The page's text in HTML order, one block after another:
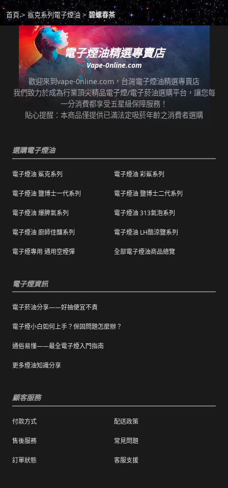
*提示2：至便利店付款並取貨者，請確認您提
交訂單時的暱稱與包裹是否一致，順利付款後
即可取貨。
*提示3：使用超商到店未取貨者，或會影響
「超商取貨信用」而導致無法再次使用超商取
貨服務，請顧客及時前往取貨。
任何運輸配送方式皆有發生延誤之可能，我們
保證訂單成立後會在24小時內出貨，但無法保
證物流配送零機率延遲。
統更新時間，會有所出入）
海外運送：
海外顧客如需訂購，請聯絡客服中心協助海外
商品若有任何瑕疵問題，請拍照/錄影並聯絡本
站客服，以利於退/換貨保固處理。
七天鑑賞期內有任何非人為問題，可免費退/換
貨。超過七天鑑賞期後若要退/換全新未拆封非
瑕疵商品，將收取總金額的20%服務費，並需
自行承擔來回運費。
本站所有商品在運送途中均有可能因為壓力改
變而造成滲漏問題，如發現滲漏，請拍照/錄影
並聯絡客服進行免費退換。有其他疑慮請聯絡
客服。
裝上黏貼紙張或書寫文字。
購買之商品若符合促銷活動（ 如滿減、免運等
有非人為造成的破壞、損毀或不完整的商品瑕
首頁 鯊克系列電子煙油 碧螺春茶
電子煙油精選專賣店
Vape-0nline.com
歡迎來到vape-0nline.com，台灣電子煙油精選專賣店
我們致力於成為行業頂尖精品電子煙/電子菸油選購平台，讓您每
一分消費都享受五星級保障服務！
貼心提醒：本商品僅提供已滿法定吸菸年齡之消費者選購
選購電子煙油
電子煙油 鯊克系列 電子煙油 彩鯊系列
電子煙油 鹽博士一代系列 電子煙油 鹽博士二代系列
電子煙油 爆脾氣系列 電子煙油 313氣泡系列
電子煙油 廚師佳釀系列 電子煙油 LH酷涼鹽系列
電子煙專用 通用空煙彈 全部電子煙油商品總覽
電子煙資訊
電子菸油分享——好抽便宜不貴
電子煙小白如何上手？保固問題怎麼辦？
通俗易懂——最全電子煙入門指南
更多煙油知識分享
顧客服務
付款方式 配送政策
售後服務 常見問題
訂單狀態 客服支援